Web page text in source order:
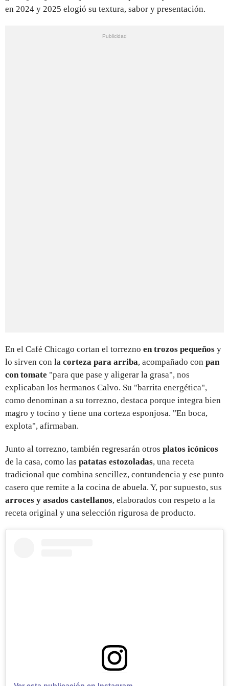
en 2024 y 2025 elogió su textura, sabor y presentación.
En el Café Chicago cortan el torrezno en trozos pequeños y
lo sirven con la corteza para arriba, acompañado con pan
con tomate "para que pase y aligerar la grasa", nos
explicaban los hermanos Calvo. Su "barrita energética",
como denominan a su torrezno, destaca porque integra bien
magro y tocino y tiene una corteza esponjosa. "En boca,
explota", afirmaban.
Junto al torrezno, también regresarán otros platos icónicos
de la casa, como las patatas estozoladas, una receta
tradicional que combina sencillez, contundencia y ese punto
casero que remite a la cocina de abuela. Y, por supuesto, sus
arroces y asados castellanos, elaborados con respeto a la
receta original y una selección rigurosa de producto.